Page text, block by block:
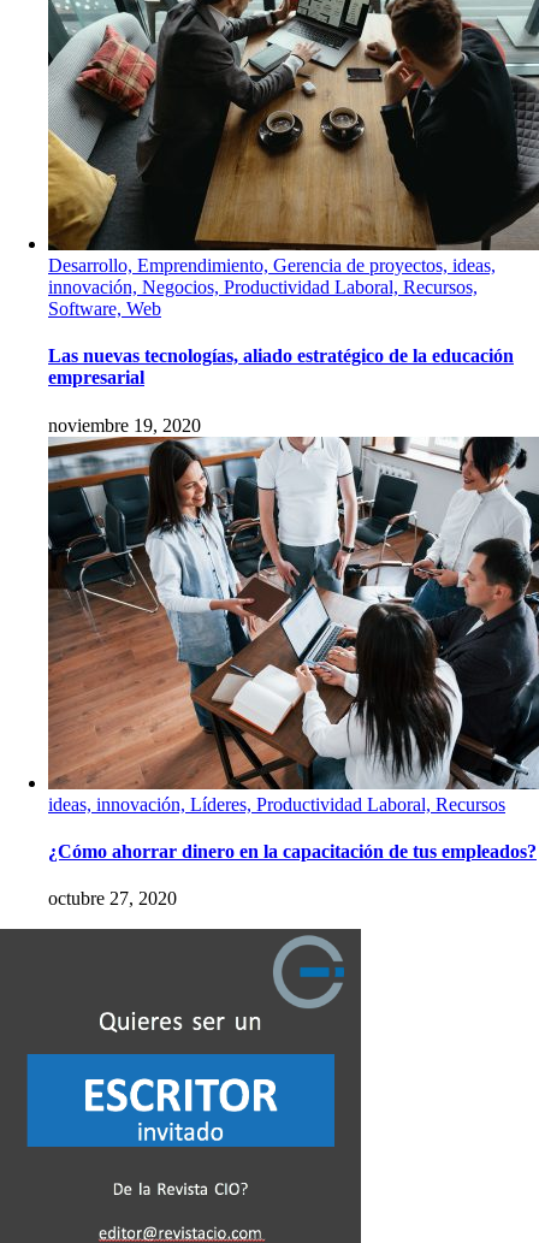
Desarrollo, Emprendimiento, Gerencia de proyectos, ideas,
innovación, Negocios, Productividad Laboral, Recursos,
Software, Web
Las nuevas tecnologías, aliado estratégico de la educación
empresarial
noviembre 19, 2020
ideas, innovación, Líderes, Productividad Laboral, Recursos
¿Cómo ahorrar dinero en la capacitación de tus empleados?
octubre 27, 2020